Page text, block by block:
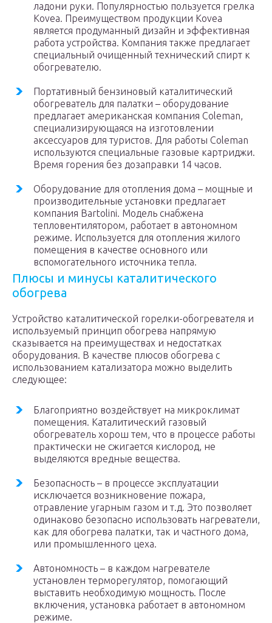
ладони руки. Популярностью пользуется грелка
Kovea. Преимуществом продукции Kovea
является продуманный дизайн и эффективная
работа устройства. Компания также предлагает
специальный очищенный технический спирт к
обогревателю.
Портативный бензиновый каталитический
обогреватель для палатки – оборудование
предлагает американская компания Coleman,
специализирующаяся на изготовлении
аксессуаров для туристов. Для работы Coleman
используются специальные газовые картриджи.
Время горения без дозаправки 14 часов.
Оборудование для отопления дома – мощные и
производительные установки предлагает
компания Bartolini. Модель снабжена
тепловентилятором, работает в автономном
режиме. Используется для отопления жилого
помещения в качестве основного или
вспомогательного источника тепла.
Плюсы и минусы каталитического
обогрева
Устройство каталитической горелки-обогревателя и
используемый принцип обогрева напрямую
сказывается на преимуществах и недостатках
оборудования. В качестве плюсов обогрева с
использованием катализатора можно выделить
следующее:
Благоприятно воздействует на микроклимат
помещения. Каталитический газовый
обогреватель хорош тем, что в процессе работы
практически не сжигается кислород, не
выделяются вредные вещества.
Безопасность – в процессе эксплуатации
исключается возникновение пожара,
отравление угарным газом и т.д. Это позволяет
одинаково безопасно использовать нагреватели,
как для обогрева палатки, так и частного дома,
или промышленного цеха.
Автономность – в каждом нагревателе
установлен терморегулятор, помогающий
выставить необходимую мощность. После
включения, установка работает в автономном
режиме.